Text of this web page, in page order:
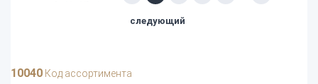
следующий
10040 Код ассортимента